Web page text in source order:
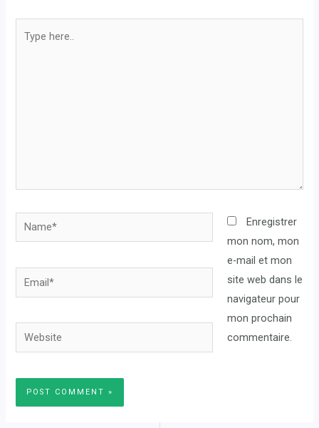
here..
Name*
Email*
Website
Enregistrer
mon nom, mon
e-mail et mon
site web dans le
navigateur pour
mon prochain
commentaire.